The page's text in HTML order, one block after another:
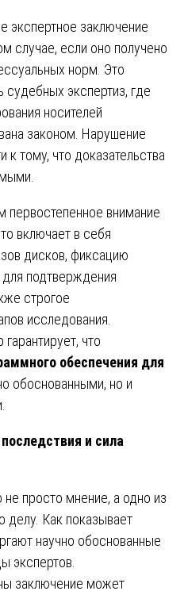
экспертное заключение
случае, если оно получено
норм. Это
экспертиз, где
носителей
законом. Нарушение
к тому, что доказательства
внимание
включает в себя
дисков, фиксацию
подтверждения
строгое
исследования.
что
обеспечения для
обоснованными, но и
и сила
просто мнение, а одно из
делу. Как показывает
научно обоснованные
экспертов.
заключение может